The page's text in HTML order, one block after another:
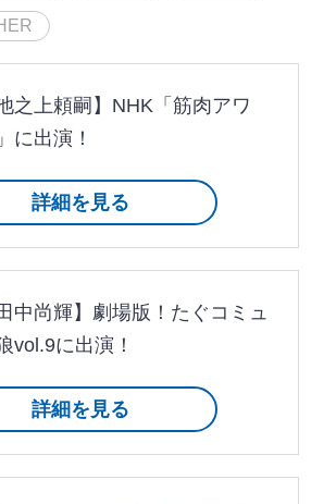
池之上頼嗣】NHK「筋肉アワ
に出演！
詳細を見る
田中尚輝】劇場版！たぐコミュ
vol.9に出演！
詳細を見る